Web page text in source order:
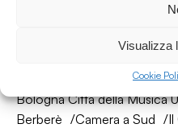
Visualizza
Cookie
La nostra rete di amici
AtelierSì
Bologna Città della Musica
Berberè
Camera a Sud Il